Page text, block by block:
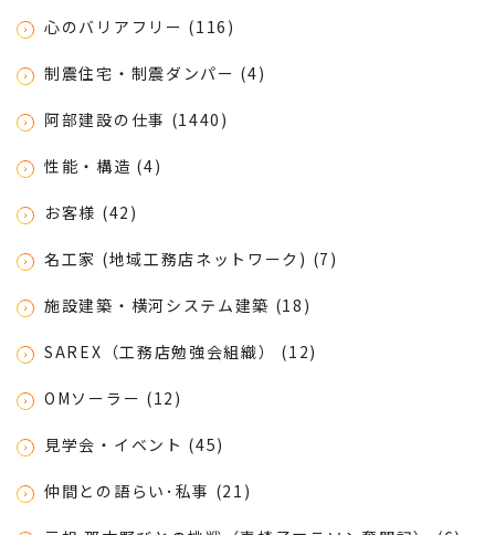
心のバリアフリー (116)
制震住宅・制震ダンパー (4)
阿部建設の仕事 (1440)
性能・構造 (4)
お客様 (42)
名工家 (地域工務店ネットワーク) (7)
施設建築・横河システム建築 (18)
SAREX（工務店勉強会組織） (12)
OMソーラー (12)
見学会・イベント (45)
仲間との語らい･私事 (21)